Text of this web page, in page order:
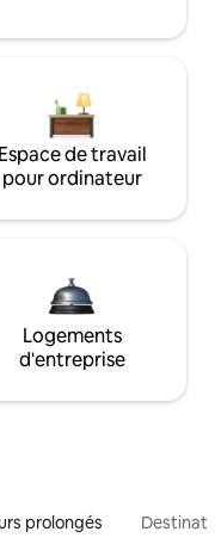
Espace de travail
pour ordinateur
Logements
d'entreprise
prolongés